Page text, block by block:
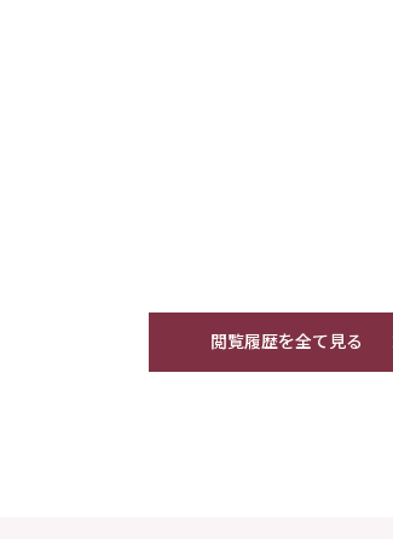
閲覧履歴を全て見る